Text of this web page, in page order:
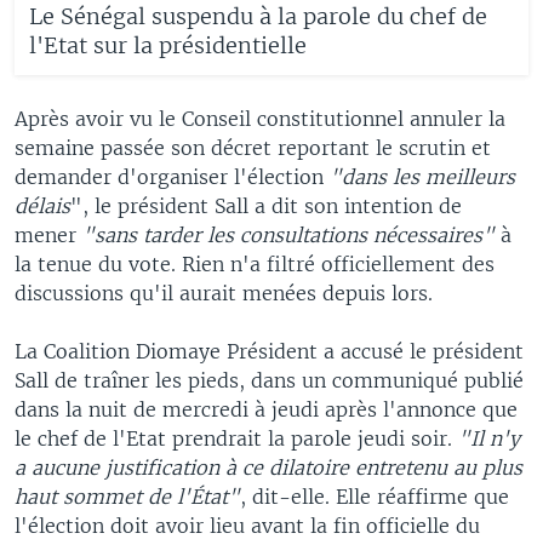
Le Sénégal suspendu à la parole du chef de
l'Etat sur la présidentielle
Après avoir vu le Conseil constitutionnel annuler la
semaine passée son décret reportant le scrutin et
demander d'organiser l'élection "dans les meilleurs
délais", le président Sall a dit son intention de
mener "sans tarder les consultations nécessaires"à
la tenue du vote. Rien n'a filtré officiellement des
discussions qu'il aurait menées depuis lors.
La Coalition Diomaye Président a accusé le président
Sall de traîner les pieds, dans un communiqué publié
dans la nuit de mercredi à jeudi après l'annonce que
le chef de l'Etat prendrait la parole jeudi soir. "Il n'y
a aucune justification à ce dilatoire entretenu au plus
haut sommet de l'État", dit-elle. Elle réaffirme que
l'élection doit avoir lieu avant la fin officielle du